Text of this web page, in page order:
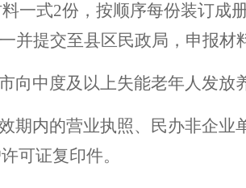
一式2份，按顺序每份装订成
并提交至县区民政局，申报材
向中度及以上失能老年人发放
期内的营业执照、民办非企
可证复印件。